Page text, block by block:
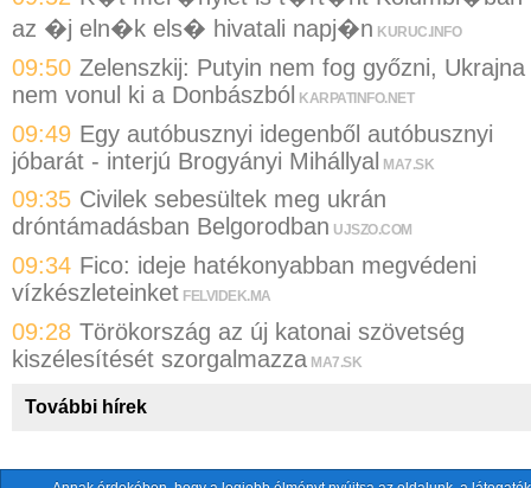
az �j eln�k els� hivatali napj�n KURUC.INFO
09:50 Zelenszkij: Putyin nem fog győzni, Ukrajna
nem vonul ki a Donbászból
KARPATINFO.NET
09:49 Egy autóbusznyi idegenből autóbusznyi
jóbarát - interjú Brogyányi Mihállyal MA7.SK
09:35 Civilek sebesültek meg ukrán
dróntámadásban Belgorodban UJSZO.COM
09:34 Fico: ideje hatékonyabban megvédeni
vízkészleteinket FELVIDEK.MA
09:28 Törökország az új katonai szövetség
kiszélesítését szorgalmazza MA7.SK
További hírek